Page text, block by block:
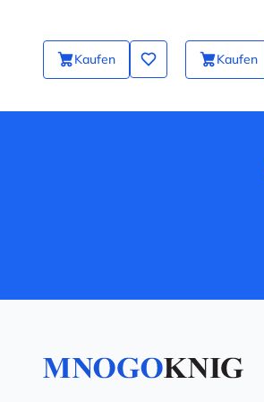
Kaufen Kaufen